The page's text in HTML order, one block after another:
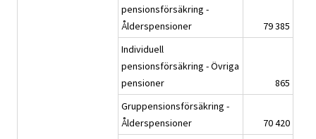
pensionsförsäkring -
Ålderspensioner
79 385
Individuell
pensionsförsäkring - Övriga
pensioner
865
Gruppensionsförsäkring -
Ålderspensioner
70 420